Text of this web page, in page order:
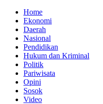
Home
Ekonomi
Daerah
Nasional
Pendidikan
Hukum dan Kriminal
Politik
Pariwisata
Opini
Sosok
Video